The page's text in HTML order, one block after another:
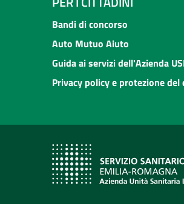
Bandi di concorso
Auto Mutuo Aiuto
Guida ai servizi dell'Azienda
Privacy policy e protezione